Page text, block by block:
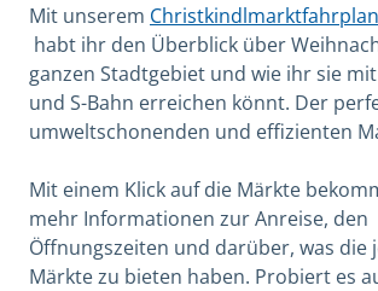
Mit unserem Christkindlmarktfahrplan
habt ihr den Überblick über
ganzen Stadtgebiet und wie ihr sie
und S-Bahn erreichen könnt. Der
umweltschonenden und effizienten
Mit einem Klick auf die Märkte
mehr Informationen zur Anreise, den
Öffnungszeiten und darüber, was die
Märkte zu bieten haben. Probiert es